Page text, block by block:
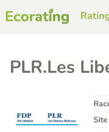
PLR.Les